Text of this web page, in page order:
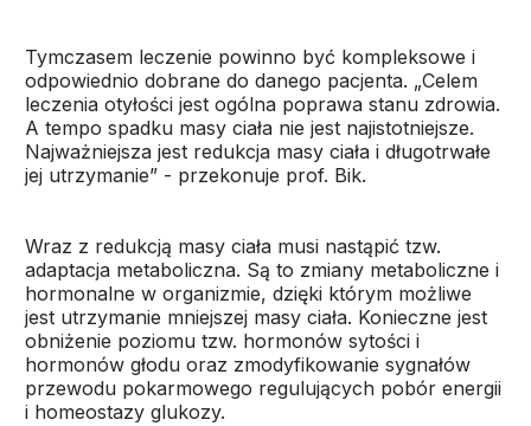
Tymczasem leczenie powinno być kompleksowe i
odpowiednio dobrane do danego pacjenta. „Celem
leczenia otyłości jest ogólna poprawa stanu zdrowia.
A tempo spadku masy ciała nie jest najistotniejsze.
Najważniejsza jest redukcja masy ciała i długotrwałe
jej utrzymanie” - przekonuje prof. Bik.
Wraz z redukcją masy ciała musi nastąpić tzw.
adaptacja metaboliczna. Są to zmiany metaboliczne i
hormonalne w organizmie, dzięki którym możliwe
jest utrzymanie mniejszej masy ciała. Konieczne jest
obniżenie poziomu tzw. hormonów sytości i
hormonów głodu oraz zmodyfikowanie sygnałów
przewodu pokarmowego regulujących pobór energii
i homeostazy glukozy.